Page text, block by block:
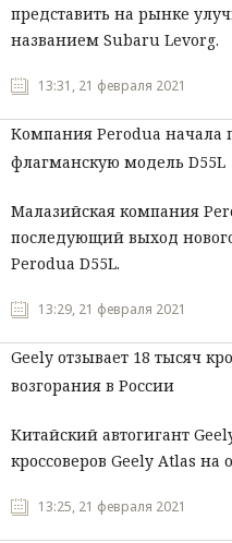
представить на рынке
названием Subaru Levorg.
13:31, 21 февраля 2021
Компания Perodua начала
флагманскую модель D55L
Малазийская компания
последующий выход
Perodua D55L.
13:29, 21 февраля 2021
Geely отзывает 18 тысяч
возгорания в России
Китайский автогигант
кроссоверов Geely Atlas на
13:25, 21 февраля 2021